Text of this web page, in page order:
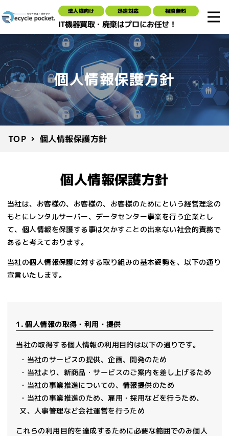
法人様向け 迅速対応 相談無料
IT機器買取・廃棄はプロにお任せ！
個人情報保護方針
TOP 個人情報保護方針
個人情報保護方針
当社は、お客様の、お客様の、お客様のためにという経営理念の
もとにレンタルサーバー、データセンター事業を行う企業とし
て、 個人情報を保護する事は欠かすことの出来ない社会的責務で
あると考えております。
当社の個人情報保護に対する取り組みの基本姿勢を、以下の通り
宣言いたします。
1. 個人情報の取得・利用・提供
当社の取得する個人情報の利用目的は以下の通りです。
・当社のサービスの提供、企画、開発のため
・当社より、新商品・サービスのご案内を差し上げるため
・当社の事業推進についての、情報提供のため
・当社の事業推進のため、雇用・採用などを行うため、
又、人事管理など会社運営を行うため
これらの利用目的を達成するために必要な範囲でのみ個人